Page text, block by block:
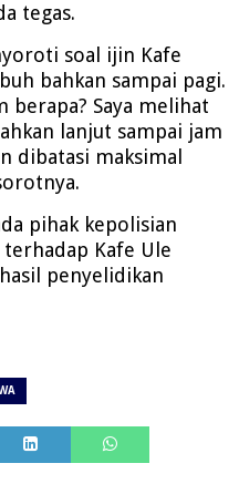
tegas.
soal ijin Kafe
bahkan sampai pagi.
berapa? Saya melihat
lanjut sampai jam
dibatasi maksimal
pihak kepolisian
Kafe Ule
penyelidikan